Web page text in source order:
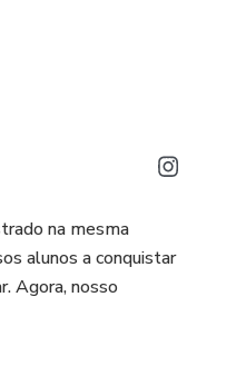
na mesma
alunos a conquistar
Agora, nosso